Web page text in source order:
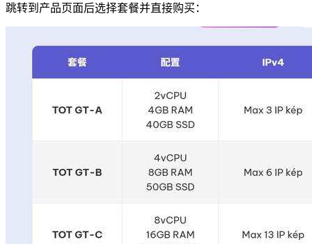
跳转到产品页面后选择套餐并直接购买：